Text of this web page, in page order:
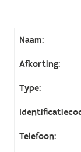
Naam:
Afkorting:
Type:
Telefoon: